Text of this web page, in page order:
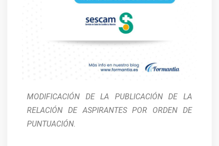
MODIFICACIÓN DE LA PUBLICACIÓN DE LA
RELACIÓN DE ASPIRANTES POR ORDEN DE
PUNTUACIÓN.